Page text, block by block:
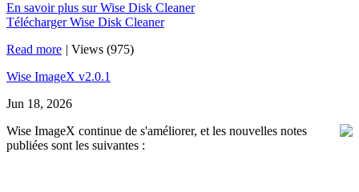
En savoir plus sur Wise Disk Cleaner
Télécharger Wise Disk Cleaner
Read more | Views (975)
Wise ImageX v2.0.1
Jun 18, 2026
Wise ImageX continue de s'améliorer, et les nouvelles notes
publiées sont les suivantes :